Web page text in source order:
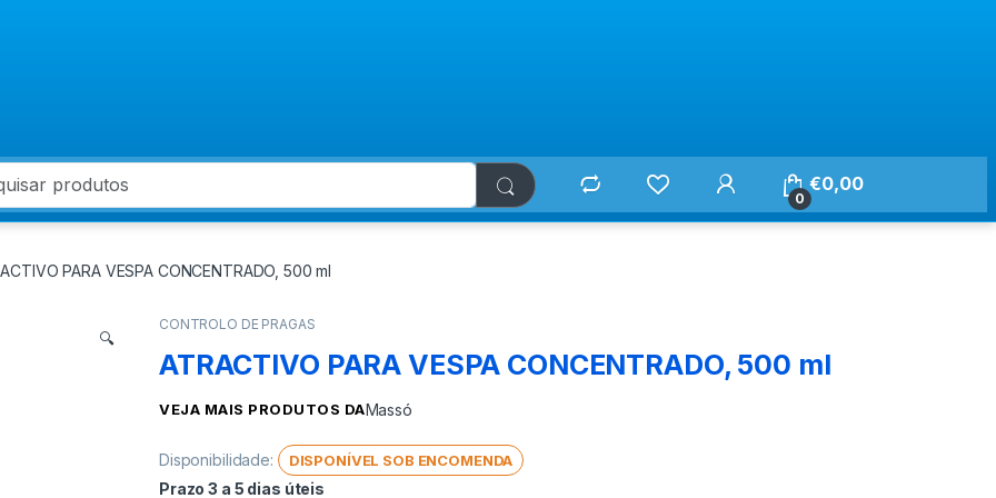
for:
0
€0,00
PARA VESPA CONCENTRADO, 500 ml
🔍
CONTROLO DE PRAGAS
ATRACTIVO PARA VESPA CONCENTRADO, 500 ml
VEJA MAIS PRODUTOS DAMassó
Disponibilidade: DISPONÍVEL SOB ENCOMENDA
Prazo 3 a 5 dias úteis